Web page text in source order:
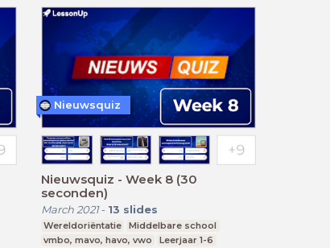
Nieuwsquiz - Week 8 (30
seconden)
March 2021- 13 slides
Wereldoriëntatie
Middelbare school
vmbo, mavo, havo, vwo
Leerjaar 1-6
Nieuwsquiz